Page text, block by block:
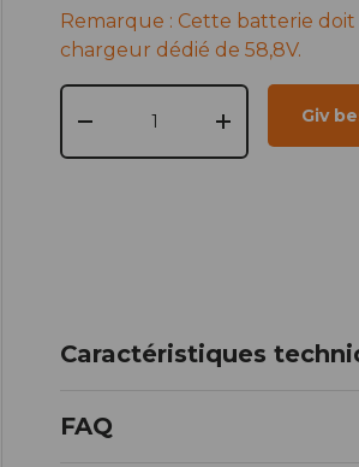
Remarque : Cette batterie
chargeur dédié de 58,8V.
Antal
-
+
Giv
Caractéristiques
FAQ